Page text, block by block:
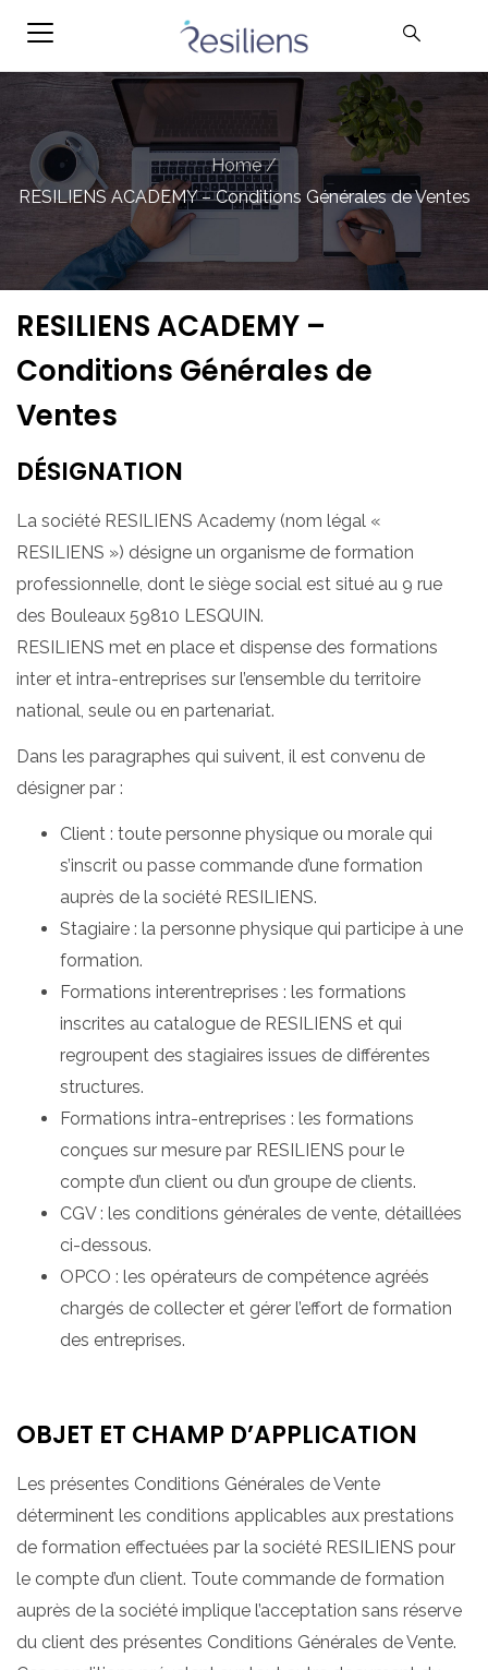
Home/
RESILIENS ACADEMY – Conditions Générales de Ventes
RESILIENS ACADEMY –
Conditions Générales de
Ventes
DÉSIGNATION
La société RESILIENS Academy (nom légal «
RESILIENS ») désigne un organisme de formation
professionnelle, dont le siège social est situé au 9 rue
des Bouleaux 59810 LESQUIN.
RESILIENS met en place et dispense des formations
inter et intra-entreprises sur l’ensemble du territoire
national, seule ou en partenariat.
Dans les paragraphes qui suivent, il est convenu de
désigner par :
Client : toute personne physique ou morale qui
s’inscrit ou passe commande d’une formation
auprès de la société RESILIENS.
Stagiaire : la personne physique qui participe à une
formation.
Formations interentreprises : les formations
inscrites au catalogue de RESILIENS et qui
regroupent des stagiaires issues de différentes
structures.
Formations intra-entreprises : les formations
conçues sur mesure par RESILIENS pour le
compte d’un client ou d’un groupe de clients.
CGV : les conditions générales de vente, détaillées
ci-dessous.
OPCO : les opérateurs de compétence agréés
chargés de collecter et gérer l’effort de formation
des entreprises.
OBJET ET CHAMP D’APPLICATION
Les présentes Conditions Générales de Vente
déterminent les conditions applicables aux prestations
de formation effectuées par la société RESILIENS pour
le compte d’un client. Toute commande de formation
auprès de la société implique l’acceptation sans réserve
du client des présentes Conditions Générales de Vente.